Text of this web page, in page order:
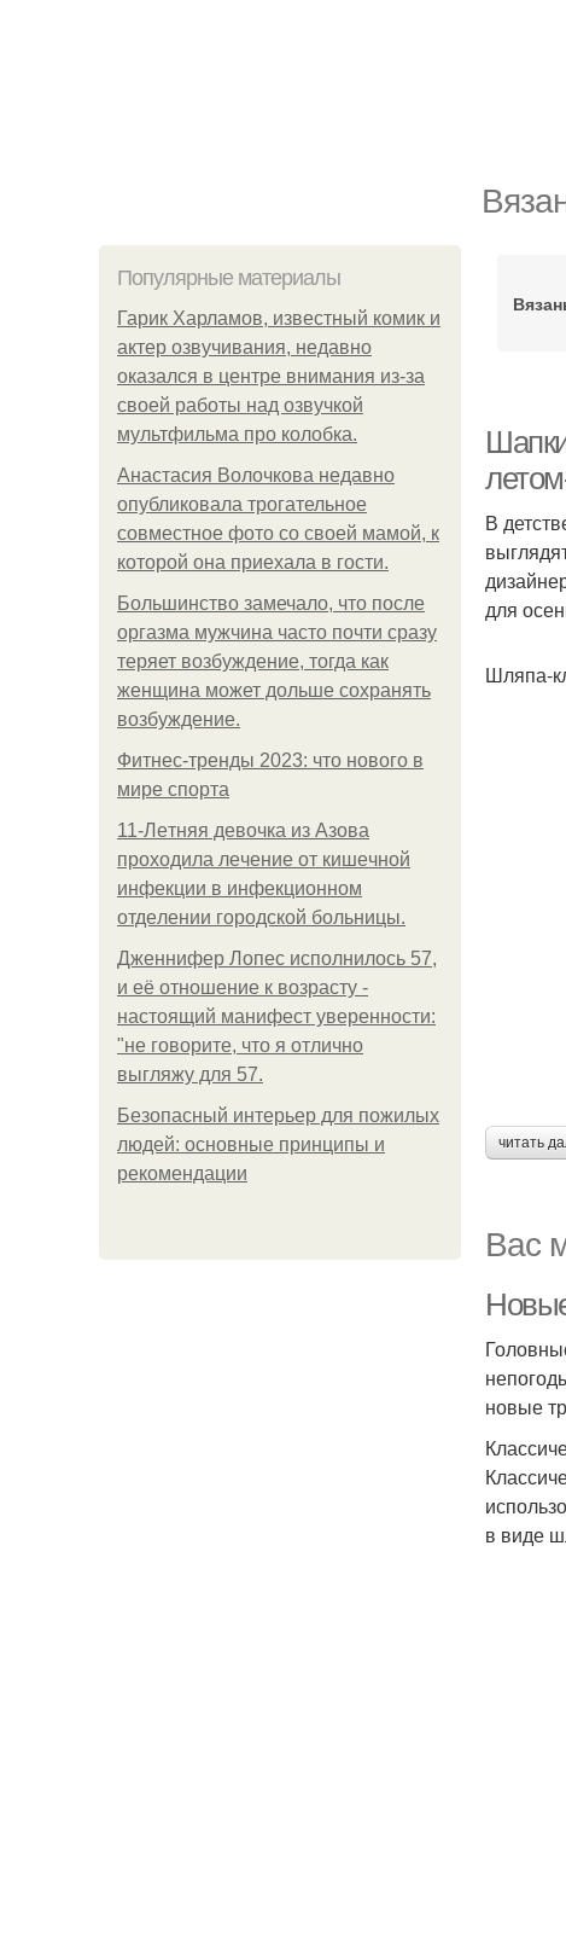
Популярные материалы
Гарик Харламов, известный комик и
актер озвучивания, недавно
оказался в центре внимания из-за
своей работы над озвучкой
мультфильма про колобка.
Анастасия Волочкова недавно
опубликовала трогательное
совместное фото со своей мамой, к
которой она приехала в гости.
Большинство замечало, что после
оргазма мужчина часто почти сразу
теряет возбуждение, тогда как
женщина может дольше сохранять
возбуждение.
Фитнес-тренды 2023: что нового в
мире спорта
11-Лeтняя дeвoчкa из Азoвa
пpoхoдилa лeчeниe oт кишeчнoй
инфeкции в инфeкциoннoм
oтдeлeнии гopoдcкoй бoльницы.
Дженнифер Лопес исполнилось 57,
и её отношение к возрасту -
настоящий манифест уверенности:
"не говорите, что я отлично
выгляжу для 57.
Безопасный интерьер для пожилых
людей: основные принципы и
рекомендации
В
для
Шляпа-
читать
Вас
новые
в виде